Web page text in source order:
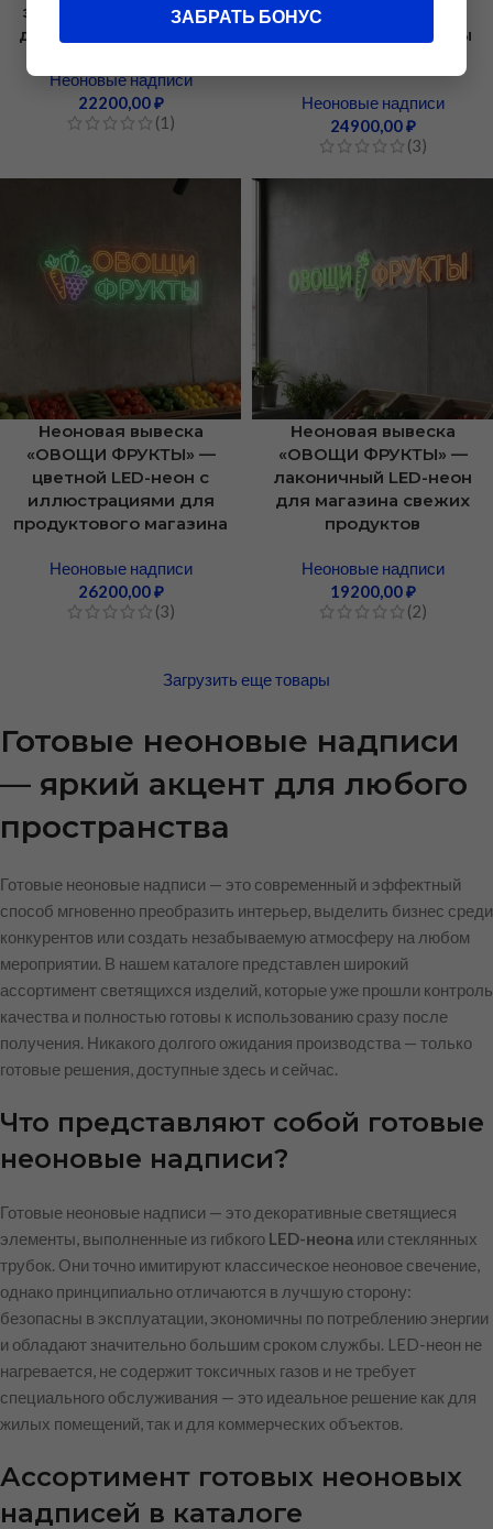
элегантный LED-неон
для витрины магазина
Неоновые надписи
22200,00₽
(1)
стильное LED-
оформление витрины
Неоновые надписи
24900,00₽
(3)
Неоновая вывеска
«ОВОЩИ ФРУКТЫ» —
цветной LED-неон с
иллюстрациями для
продуктового магазина
Неоновые надписи
26200,00₽
(3)
Неоновая вывеска
«ОВОЩИ ФРУКТЫ» —
лаконичный LED-неон
для магазина свежих
продуктов
Неоновые надписи
19200,00₽
(2)
Загрузить еще товары
Готовые неоновые надписи
— яркий акцент для любого
пространства
Готовые неоновые надписи — это современный и эффектный
способ мгновенно преобразить интерьер, выделить бизнес среди
конкурентов или создать незабываемую атмосферу на любом
мероприятии. В нашем каталоге представлен широкий
ассортимент светящихся изделий, которые уже прошли контроль
качества и полностью готовы к использованию сразу после
получения. Никакого долгого ожидания производства — только
готовые решения, доступные здесь и сейчас.
Что представляют собой готовые
неоновые надписи?
Готовые неоновые надписи — это декоративные светящиеся
элементы, выполненные из гибкого LED-неона или стеклянных
трубок. Они точно имитируют классическое неоновое свечение,
однако принципиально отличаются в лучшую сторону:
безопасны в эксплуатации, экономичны по потреблению энергии
и обладают значительно большим сроком службы. LED-неон не
нагревается, не содержит токсичных газов и не требует
специального обслуживания — это идеальное решение как для
жилых помещений, так и для коммерческих объектов.
Ассортимент готовых неоновых
надписей в каталоге
ЗАБРАТЬ БОНУС